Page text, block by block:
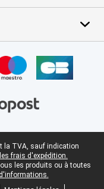
la TVA, sauf indication
frais d'expédition.
les produits ou à toutes